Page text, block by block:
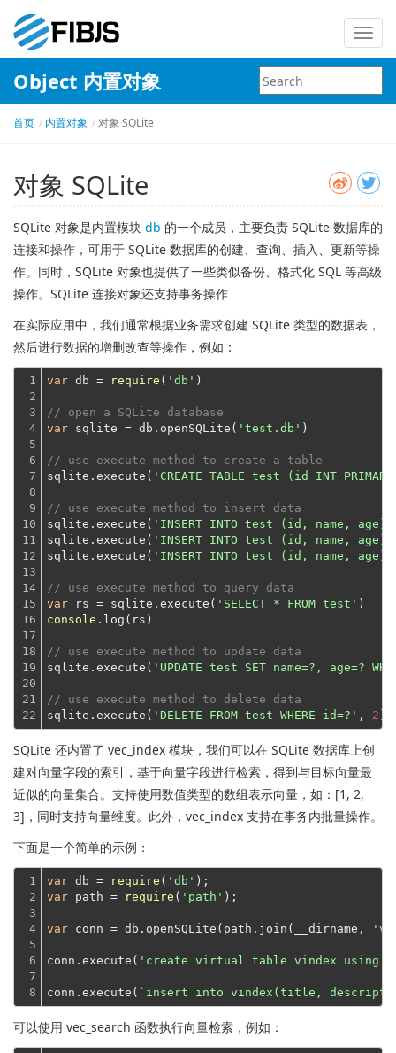
Object 内置对象
首页 内置对象 对象 SQLite
对象 SQLite
SQLite 对象是内置模块 db 的一个成员，主要负责 SQLite 数据库的
连接和操作，可用于 SQLite 数据库的创建、查询、插入、更新等操
作。同时，SQLite 对象也提供了一些类似备份、格式化 SQL 等高级
操作。SQLite 连接对象还支持事务操作
在实际应用中，我们通常根据业务需求创建 SQLite 类型的数据表，
然后进行数据的增删改查等操作，例如：
1
2
3
4
5
6
7
8
9
10
11
12
13
14
15
16
17
18
19
20
21
22
var db = require ( 'db' )
// open a SQLite database
var sqlite = db.openSQLite( 'test.db' )
// use execute method to create a table
sqlite.execute( 'CREATE TABLE test (id INT
// use execute method to insert data
sqlite.execute( 'INSERT INTO test (id, name, age)
sqlite.execute( 'INSERT INTO test (id, name, age)
sqlite.execute( 'INSERT INTO test (id, name, age)
// use execute method to query data
var rs = sqlite.execute( 'SELECT * FROM test'
console .log(rs)
// use execute method to update data
sqlite.execute( 'UPDATE test SET name=?, age=?
// use execute method to delete data
sqlite.execute( 'DELETE FROM test WHERE id=?' , 2
SQLite 还内置了 vec_index 模块，我们可以在 SQLite 数据库上创
建对向量字段的索引，基于向量字段进行检索，得到与目标向量最
近似的向量集合。支持使用数值类型的数组表示向量，如：[1, 2,
3]，同时支持向量维度。此外，vec_index 支持在事务内批量操作。
下面是一个简单的示例：
1
2
3
4
5
6
7
8
var db = require ( 'db'
var path = require ( 'path' );
var conn = db.openSQLite(path.join(__dirname,
conn.execute( 'create virtual table vindex using
conn.execute( `insert into vindex(title,
可以使用 vec_search 函数执行向量检索，例如：